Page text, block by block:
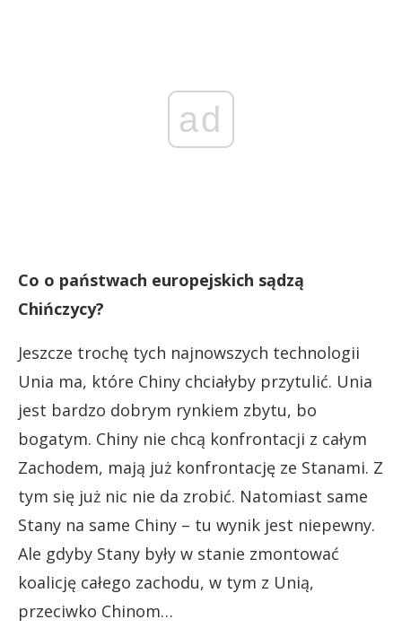
ad
Co o państwach europejskich sądzą
Chińczycy?
Jeszcze trochę tych najnowszych technologii
Unia ma, które Chiny chciałyby przytulić. Unia
jest bardzo dobrym rynkiem zbytu, bo
bogatym. Chiny nie chcą konfrontacji z całym
Zachodem, mają już konfrontację ze Stanami. Z
tym się już nic nie da zrobić. Natomiast same
Stany na same Chiny – tu wynik jest niepewny.
Ale gdyby Stany były w stanie zmontować
koalicję całego zachodu, w tym z Unią,
przeciwko Chinom…